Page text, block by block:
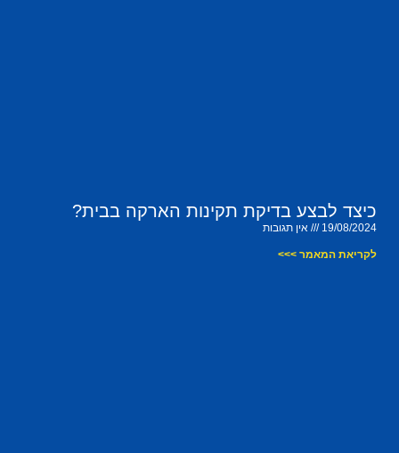
כיצד לבצע בדיקת תקינות הארקה בבית?
19/08/2024 אין תגובות
לקריאת המאמר >>>